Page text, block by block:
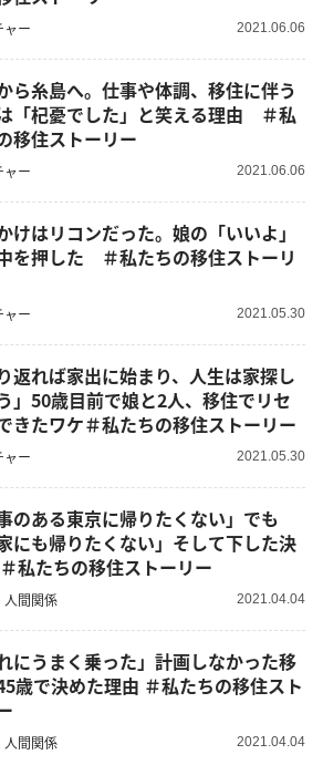
ャー 2021.06.06
ら糸島へ。仕事や体調、移住に伴う
「杞憂でした」と笑える理由 ＃私
移住ストーリー
ャー 2021.06.06
けはリコンだった。娘の「いいよ」
を押した ＃私たちの移住ストーリ
ャー 2021.05.30
り返れば家出に始まり、人生は家探し
」50歳目前で娘と2人、移住でリセ
きたワケ＃私たちの移住ストーリー
ャー 2021.05.30
事のある東京に帰りたくない」でも
家にも帰りたくない」そして下した決
私たちの移住ストーリー
人間関係 2021.04.04
れにうまく乗った」計画しなかった移
歳で決めた理由 ＃私たちの移住スト
人間関係 2021.04.04